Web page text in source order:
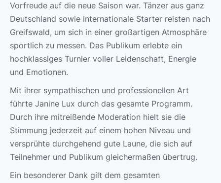
Vorfreude auf die neue Saison war. Tänzer aus ganz
Deutschland sowie internationale Starter reisten nach
Greifswald, um sich in einer großartigen Atmosphäre
sportlich zu messen. Das Publikum erlebte ein
hochklassiges Turnier voller Leidenschaft, Energie
und Emotionen.
Mit ihrer sympathischen und professionellen Art
führte Janine Lux durch das gesamte Programm.
Durch ihre mitreißende Moderation hielt sie die
Stimmung jederzeit auf einem hohen Niveau und
versprühte durchgehend gute Laune, die sich auf
Teilnehmer und Publikum gleichermaßen übertrug.
Ein besonderer Dank gilt dem gesamten